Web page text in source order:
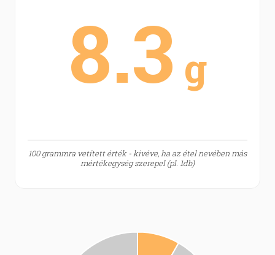
8.3 g
100 grammra vetített érték - kivéve, ha az étel nevében más
mértékegység szerepel (pl. 1db)